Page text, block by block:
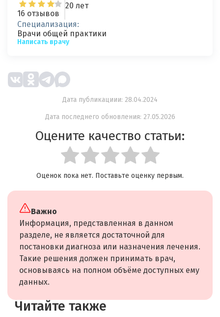
16 отзывов
20 лет
Специализация:
Врачи общей практики
Написать врачу
Дата публикациии: 28.04.2024
Дата последнего обновления: 27.05.2026
Оцените качество статьи:
Оценок пока нет. Поставьте оценку первым.
Важно
Информация, представленная в данном
разделе, не является достаточной для
постановки диагноза или назначения лечения.
Такие решения должен принимать врач,
основываясь на полном объёме доступных ему
данных.
Читайте также